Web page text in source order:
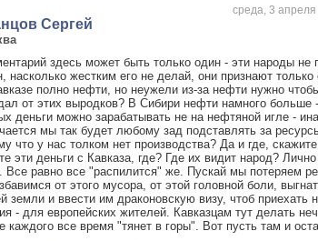
среда, 3 апреля
Сергей
здесь может быть только один - эти народы не
насколько жестким его не делай, они признают только
полно нефти, но неужели из-за нефти нужно
от этих выродков? В Сибири нефти намного больше
деньги можно зарабатывать не на нефтяной игле -
мы так будет любому зад подставлять за
что у нас толком нет производства? Да и где,
эти деньги с Кавказа, где? Где их видит народ?
Все равно все "распилится" же. Пускай мы потеряем
от этого мусора, от этой головной боли,
земли и ввести им драконовскую визу, чтоб приехать
- для европейских жителей. Кавказцам тут делать
каждого все время "тянет в горы". Вот пусть там и